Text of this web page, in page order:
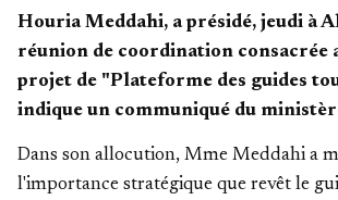
Houria Meddahi, a présidé, jeudi à
réunion de coordination consacrée
projet de "Plateforme des guides
indique un communiqué du
Dans son allocution, Mme Meddahi a
l'importance stratégique que revêt le